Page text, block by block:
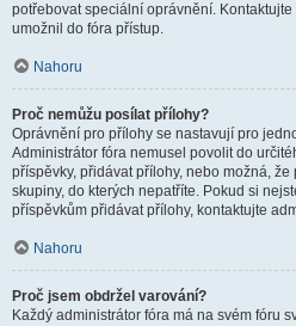
potřebovat speciální oprávnění.
umožnil do fóra přístup.
Nahoru
Proč nemůžu posílat přílohy?
Oprávnění pro přílohy se nastavují pro
Administrátor fóra nemusel povolit do
příspěvky, přidávat přílohy, nebo možná,
skupiny, do kterých nepatříte. Pokud si
příspěvkům přidávat přílohy, kontaktujte
Nahoru
Proč jsem obdržel varování?
Každý administrátor fóra má na svém fóru